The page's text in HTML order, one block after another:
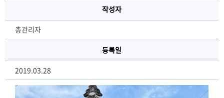
작성자
총관리자
등록일
2019.03.28